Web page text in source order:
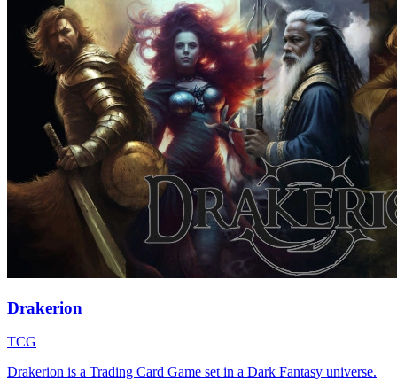
Drakerion
TCG
Drakerion is a Trading Card Game set in a Dark Fantasy universe.